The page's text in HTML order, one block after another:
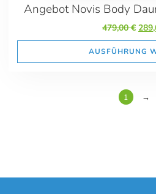
Angebot Novis Body
479,00€
war:
AUSFÜHRUNG
1 →